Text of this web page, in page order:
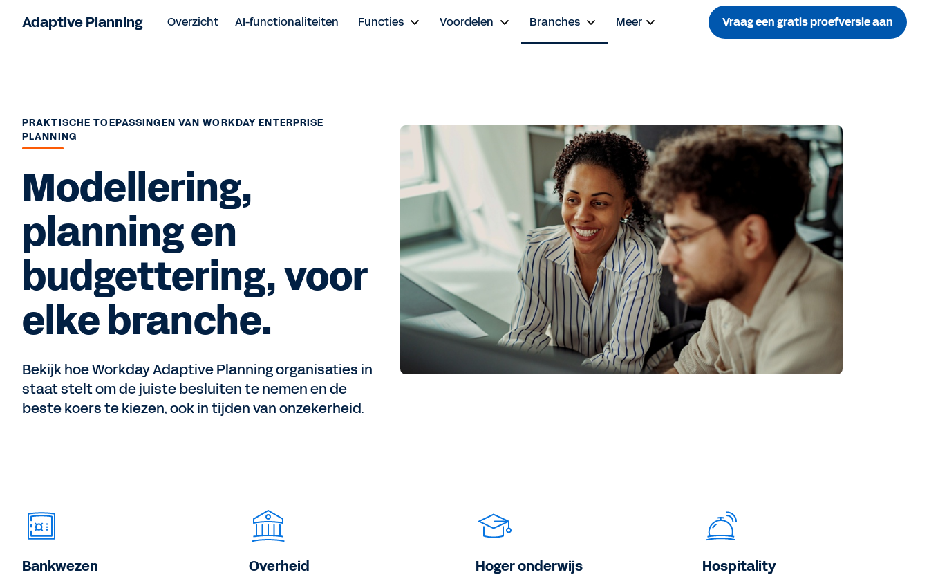
Adaptive Planning Overzicht AI-functionaliteiten Functies Voordelen Branches Meer Vraag een gratis proefversie aan
PRAKTISCHE TOEPASSINGEN VAN WORKDAY ENTERPRISE
PLANNING
Modellering,
planning en
budgettering, voor
elke branche.
Bekijk hoe Workday Adaptive Planning organisaties in
staat stelt om de juiste besluiten te nemen en de
beste koers te kiezen, ook in tijden van onzekerheid.
Bankwezen Overheid Hoger onderwijs Hospitality